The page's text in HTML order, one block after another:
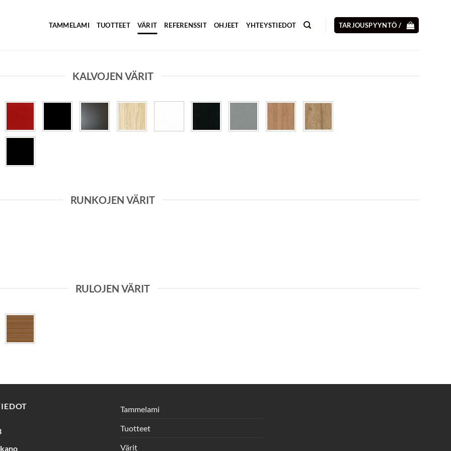
TAMMELAMI TUOTTEET VÄRIT REFERENSSIT OHJEET YHTEYSTIEDOT TARJOUSPYYNTÖ /
KALVOJEN VÄRIT
RUNKOJEN VÄRIT
RULOJEN VÄRIT
Tammelami
Tuotteet
Värit